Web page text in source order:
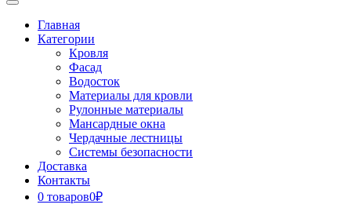
Open
ButtonГлавная
Категории
Кровля
Фасад
Водосток
Материалы для кровли
Рулонные материалы
Мансардные окна
Чердачные лестницы
Системы безопасности
Доставка
Контакты
0 товаров0₽